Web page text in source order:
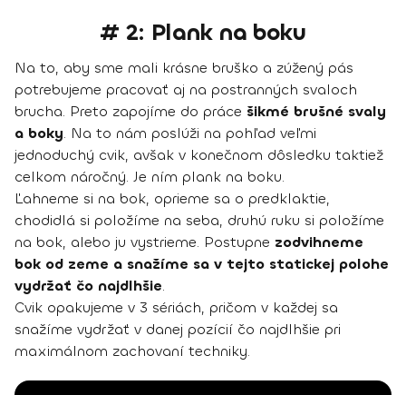
# 2: Plank na boku
Na to, aby sme mali krásne bruško a zúžený pás
potrebujeme pracovať aj na postranných svaloch
brucha. Preto zapojíme do práce šikmé brušné svaly
a boky. Na to nám poslúži na pohľad veľmi
jednoduchý cvik, avšak v konečnom dôsledku taktiež
celkom náročný. Je ním plank na boku.
Ľahneme si na bok, oprieme sa o predklaktie,
chodidlá si položíme na seba, druhú ruku si položíme
na bok, alebo ju vystrieme. Postupne zodvihneme
bok od zeme a snažíme sa v tejto statickej polohe
vydržať čo najdlhšie.
Cvik opakujeme v 3 sériách, pričom v každej sa
snažíme vydržať v danej pozícií čo najdlhšie pri
maximálnom zachovaní techniky.